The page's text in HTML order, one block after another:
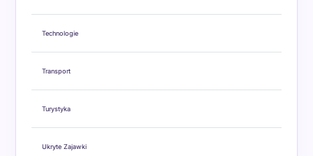
Technologie
Transport
Turystyka
Ukryte Zajawki